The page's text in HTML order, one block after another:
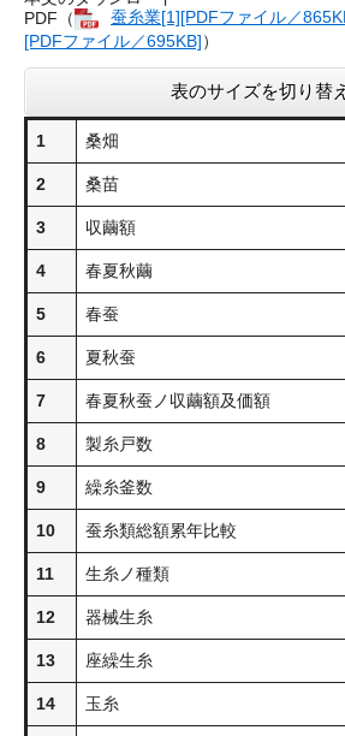
PDF（
蚕糸業[1][PDFファイル／
[PDFファイル／695KB]）
表のサイズを切り替
1 桑畑
2 桑苗
3 収繭額
4 春夏秋繭
5 春蚕
6 夏秋蚕
7 春夏秋蚕ノ収繭額及価額
8 製糸戸数
9 繰糸釜数
10 蚕糸類総額累年比較
11 生糸ノ種類
12 器械生糸
13 座繰生糸
14 玉糸